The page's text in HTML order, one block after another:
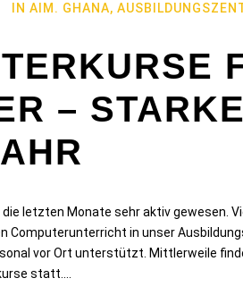
IN AIM. GHANA,
–
letzten Monate sehr aktiv gewesen.
Computerunterricht in unser
vor Ort unterstützt. Mittlerweile
statt....